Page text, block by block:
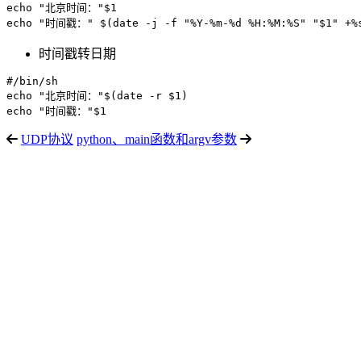
echo "北京时间："$1
时间戳转日期
#/bin/sh
echo "北京时间："$(date -r $1)
UDP协议 python、main函数和argv参数